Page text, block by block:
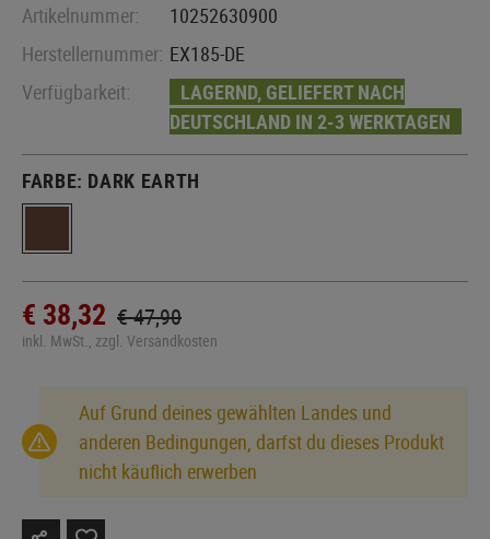
Artikelnummer:
10252630900
Herstellernummer: EX185-DE
Verfügbarkeit:
LAGERND, GELIEFERT NACH
DEUTSCHLAND IN 2-3 WERKTAGEN
FARBE: DARK EARTH
€ 38,32 € 47,90
inkl. MwSt., zzgl. Versandkosten
Auf Grund deines gewählten Landes und
anderen Bedingungen, darfst du dieses Produkt
nicht käuflich erwerben